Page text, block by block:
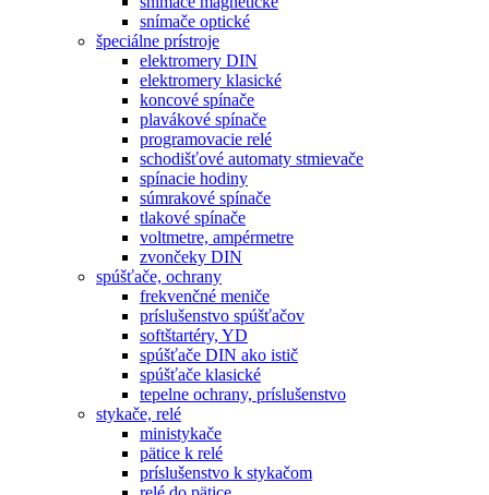
snímače optické
špeciálne prístroje
elektromery DIN
elektromery klasické
koncové spínače
plavákové spínače
programovacie relé
schodišťové automaty stmievače
spínacie hodiny
súmrakové spínače
tlakové spínače
voltmetre, ampérmetre
zvončeky DIN
spúšťače, ochrany
frekvenčné meniče
príslušenstvo spúšťačov
softštartéry, YD
spúšťače DIN ako istič
spúšťače klasické
tepelne ochrany, príslušenstvo
stykače, relé
ministykače
pätice k relé
príslušenstvo k stykačom